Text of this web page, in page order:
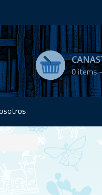
0items
Disponibilidad:
Agotado